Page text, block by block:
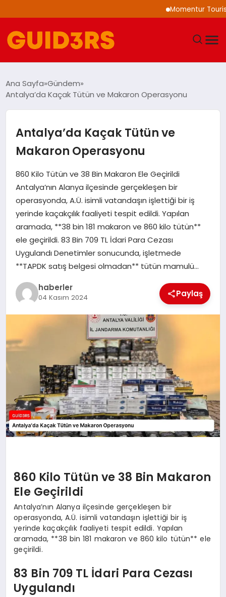
Momentur Tourism
YAŞAM
TEKNOLOJI
SPOR
SAĞLIK
EKONOMI
MAGAZIN
EĞITIM
Ana Sayfa Gündem
Antalya’da Kaçak Tütün ve Makaron Operasyonu
Antalya’da Kaçak Tütün ve
Makaron Operasyonu
860 Kilo Tütün ve 38 Bin Makaron Ele Geçirildi
Antalya’nın Alanya ilçesinde gerçekleşen bir
operasyonda, A.Ü. isimli vatandaşın işlettiği bir iş
yerinde kaçakçılık faaliyeti tespit edildi. Yapılan
aramada, **38 bin 181 makaron ve 860 kilo tütün**
ele geçirildi. 83 Bin 709 TL İdari Para Cezası
Uygulandı Denetimler sonucunda, işletmede
**TAPDK satış belgesi olmadan** tütün mamulü…
haberler
04 Kasım 2024 Paylaş
860 Kilo Tütün ve 38 Bin Makaron
Ele Geçirildi
Antalya’nın Alanya ilçesinde gerçekleşen bir
operasyonda, A.Ü. isimli vatandaşın işlettiği bir iş
yerinde kaçakçılık faaliyeti tespit edildi. Yapılan
aramada, **38 bin 181 makaron ve 860 kilo tütün** ele
geçirildi.
83 Bin 709 TL İdari Para Cezası
Uygulandı